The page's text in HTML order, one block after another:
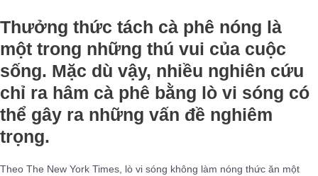
Thưởng thức tách cà phê nóng là
một trong những thú vui của cuộc
sống. Mặc dù vậy, nhiều nghiên cứu
chỉ ra hâm cà phê bằng lò vi sóng có
thể gây ra những vấn đề nghiêm
trọng.
Theo The New York Times, lò vi sóng không làm nóng thức ăn một